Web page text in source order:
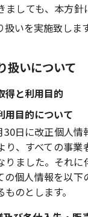
ましても、本方
いを実施致します
扱いについて
得と利用目的
用目的について
日に改正個人情
り、すべての事業
りました。それに
の個人情報を以下
のとします。